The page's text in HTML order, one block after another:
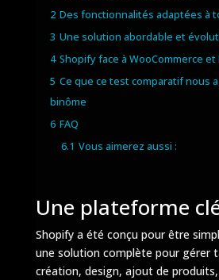
2 Des fonctionnalités adaptées à
3 Une solution abordable et
4 Shopify face à WooCommerce et
5 Ce que ce test comparatif nous
binôme
6 FAQ
6.1 Vous aimerez aussi :
Une plateforme
Shopify a été conçu pour être
une solution complète pour gérer
création, design, ajout de